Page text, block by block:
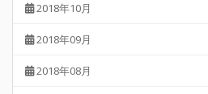
2018年10月
2018年09月
2018年08月